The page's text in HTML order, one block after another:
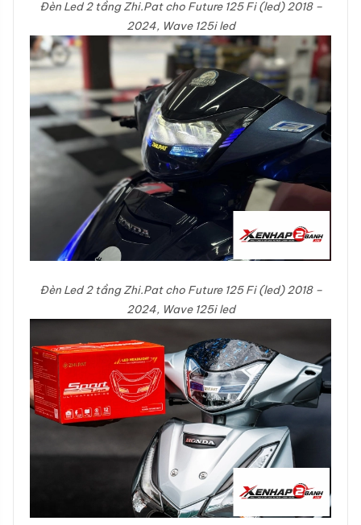
Đèn Led 2 tầng Zhi.Pat cho Future 125 Fi (led) 2018 –
2024, Wave 125i led
Đèn Led 2 tầng Zhi.Pat cho Future 125 Fi (led) 2018 –
2024, Wave 125i led